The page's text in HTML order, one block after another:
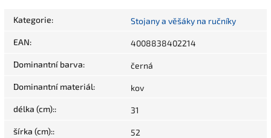
Kategorie: Stojany a věšáky na ručníky
EAN: 4008838402214
Dominantní barva: černá
Dominantní materiál: kov
délka (cm):: 31
šírka (cm):: 52